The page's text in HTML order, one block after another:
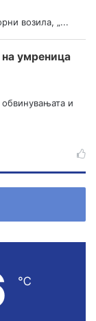
возила, „...
умреница
и
℃